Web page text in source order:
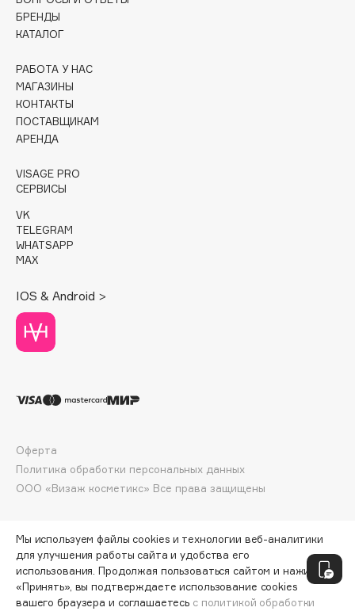
Crescina
Curaprox
D
DABO
Darphin
Davines
Dessange
Dior
Divage
Dorco
Dr. Vranjes Firenze
Dr.Althea
Dr.Ceuracle
DSD de Luxe
Dyson
БРЕНДЫ
КАТАЛОГ
РАБОТА У НАС
МАГАЗИНЫ
КОНТАКТЫ
ПОСТАВЩИКАМ
АРЕНДА
VISAGE PRO
СЕРВИСЫ
VK
TELEGRAM
WHATSAPP
MAX
IOS & Android >
ООО «Визаж косметикс» Все права защищены
Оферта
Политика обработки персональных данных
Мы используем файлы cookies и технологии веб-аналитики
для улучшения работы сайта и удобства его
использования. Продолжая пользоваться сайтом и нажимая
«Принять», вы подтверждаете использование cookies
вашего браузера и соглашаетесь с политикой обработки